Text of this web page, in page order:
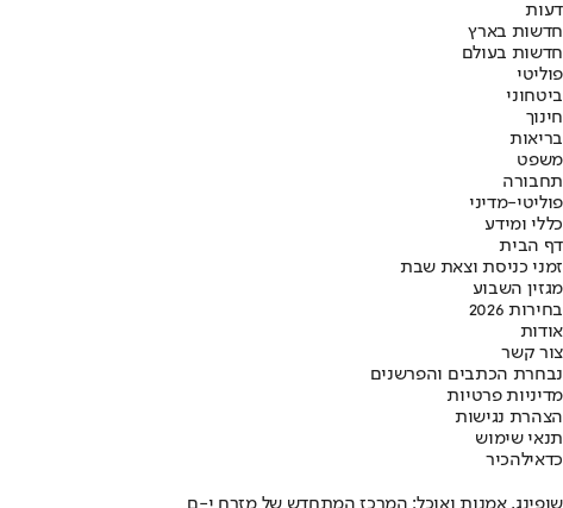
דעות
חדשות בארץ
חדשות בעולם
פוליטי
ביטחוני
חינוך
בריאות
משפט
תחבורה
פוליטי-מדיני
כללי ומידע
דף הבית
זמני כניסת וצאת שבת
מגזין השבוע
בחירות 2026
אודות
צור קשר
נבחרת הכתבים והפרשנים
מדיניות פרטיות
הצהרת נגישות
תנאי שימוש
כדאילהכיר